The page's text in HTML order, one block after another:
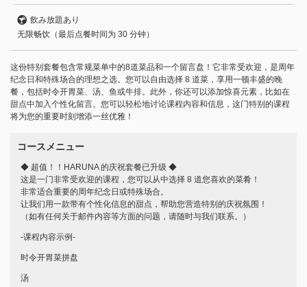
飲み放題あり
无限畅饮（最后点餐时间为 30 分钟）
这份特别套餐包含常规菜单中的8道菜品和一个留言盘！它非常受欢迎，是周年
纪念日和特殊场合的理想之选。您可以自由选择 8 道菜，享用一顿丰盛的晚
餐，包括时令开胃菜、汤、鱼或牛排。此外，你还可以添加惊喜元素，比如在
甜点中加入个性化留言。您可以轻松地讨论课程内容和信息，这门特别的课程
将为您的重要时刻增添一丝优雅！
コースメニュー
◆ 超值！！HARUNA 的庆祝套餐已升级 ◆
这是一门非常受欢迎的课程，您可以从中选择 8 道您喜欢的菜肴！
非常适合重要的周年纪念日或特殊场合。
让我们用一款带有个性化信息的甜点，帮助您营造特别的庆祝氛围！
（如有任何关于邮件内容等方面的问题，请随时与我们联系。）
-课程内容示例-
时令开胃菜拼盘
汤